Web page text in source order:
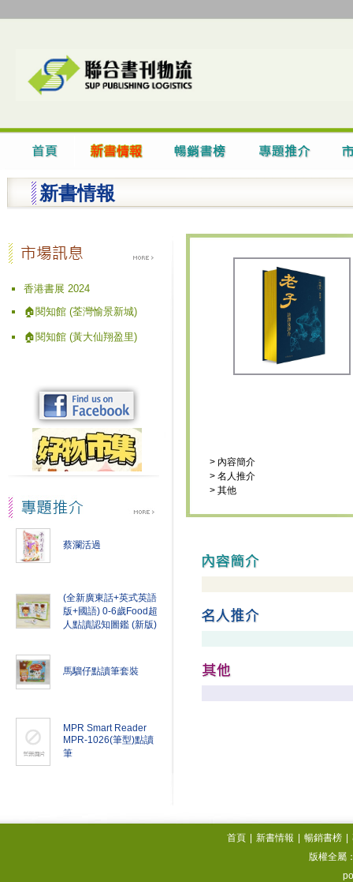
新書情報
香港書展 2024
🏠閱知館 (荃灣愉景新城)
🏠閱知館 (黃大仙翔盈里)
蔡瀾活過
(全新廣東話+英式英語
版+國語) 0-6歲Food超
人點讀認知圖鑑 (新版)
馬騮仔點讀筆套裝
MPR Smart Reader
MPR-1026(筆型)點讀
筆
> 內容簡介
> 名人推介
> 其他
首頁 新書情報 暢銷書榜
版權全屬